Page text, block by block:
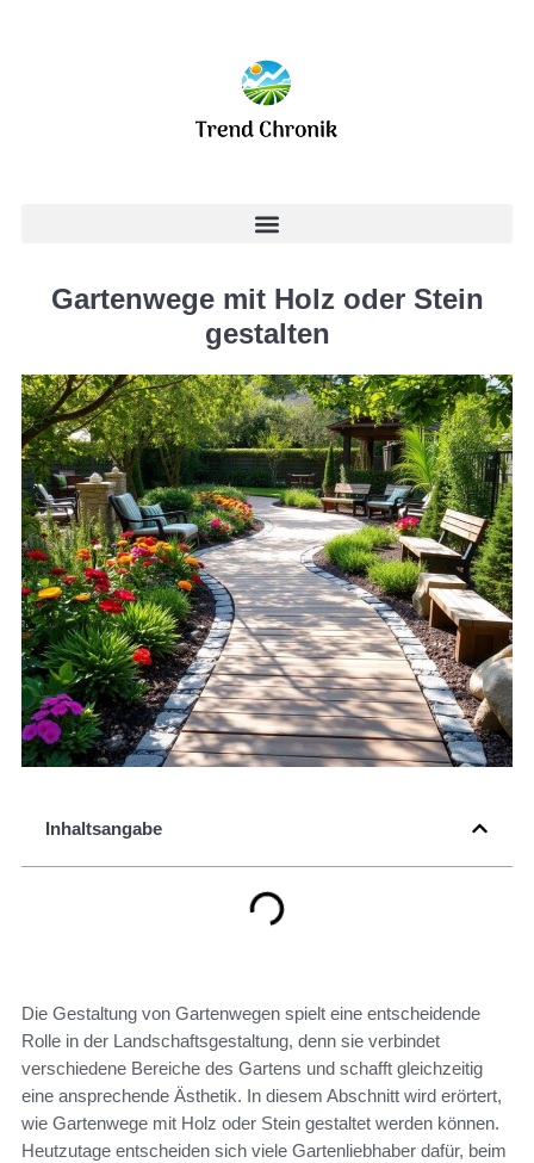
Gartenwege mit Holz oder Stein
gestalten
Inhaltsangabe
Die Gestaltung von Gartenwegen spielt eine entscheidende
Rolle in der Landschaftsgestaltung, denn sie verbindet
verschiedene Bereiche des Gartens und schafft gleichzeitig
eine ansprechende Ästhetik. In diesem Abschnitt wird erörtert,
wie Gartenwege mit Holz oder Stein gestaltet werden können.
Heutzutage entscheiden sich viele Gartenliebhaber dafür, beim